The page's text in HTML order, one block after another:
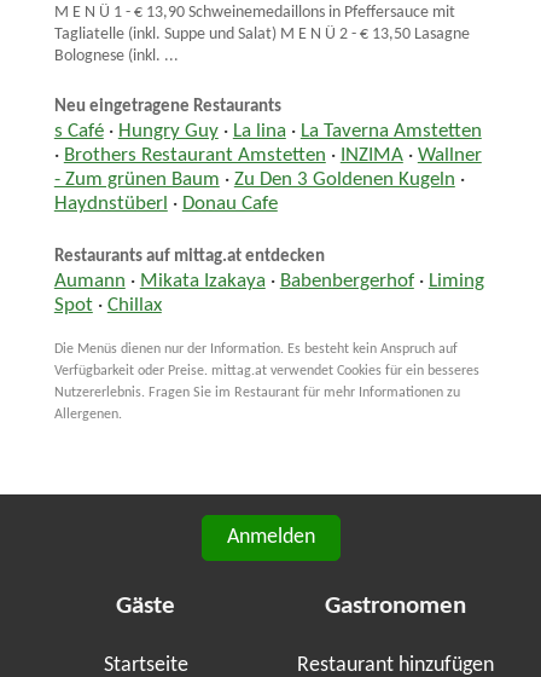
M E N Ü 1 - € 13,90 Schweinemedaillons in Pfeffersauce mit
Tagliatelle (inkl. Suppe und Salat) M E N Ü 2 - € 13,50 Lasagne
Bolognese (inkl. ...
Neu eingetragene Restaurants
s Café· Hungry Guy· La lina · La Taverna Amstetten
· Brothers Restaurant Amstetten · INZIMA· Wallner
- Zum grünen Baum · Zu Den 3 Goldenen Kugeln ·
Haydnstüberl · Donau Cafe
Restaurants auf mittag.at entdecken
Aumann · Mikata Izakaya · Babenbergerhof· Liming
Spot· Chillax
Die Menüs dienen nur der Information. Es besteht kein Anspruch auf
Verfügbarkeit oder Preise. mittag.at verwendet Cookies für ein besseres
Nutzererlebnis. Fragen Sie im Restaurant für mehr Informationen zu
Allergenen.
Anmelden
Gäste
Startseite
Gastronomen
Restaurant hinzufügen